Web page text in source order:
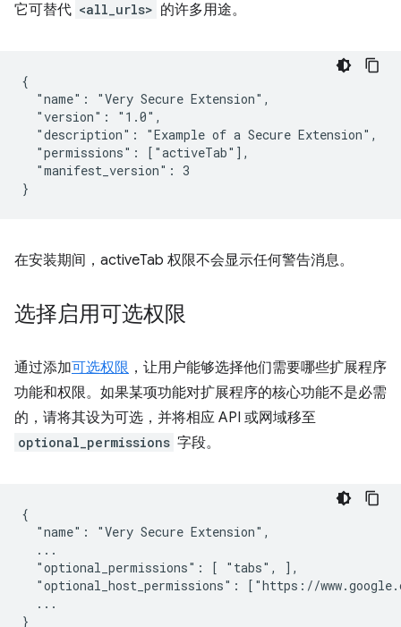
它可替代 <all_urls> 的许多用途。
{
  "name": "Very Secure Extension",
  "version": "1.0",
  "description": "Example of a Secure Extension",
  "permissions": ["activeTab"],
  "manifest_version": 3
在安装期间，activeTab 权限不会显示任何警告消息。
选择启用可选权限
通过添加可选权限 ，让用户能够选择他们需要哪些扩展程序
功能和权限。如果某项功能对扩展程序的核心功能不是必需
的，请将其设为可选，并将相应 API 或网域移至
optional_permissions 字段。
{
  "name": "Very Secure Extension",
  ...
  "optional_permissions": [ "tabs", ],
"optional_host_permissions": ["https://
  ...